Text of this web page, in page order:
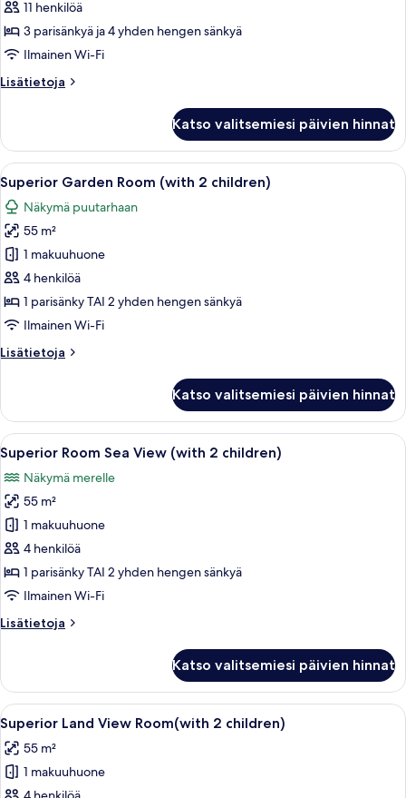
kuvat11 henkilöä
3 parisänkyä ja 4 yhden hengen sänkyä
Ilmainen Wi-Fi
Lisätietoja
Lisätietoja
Katso valitsemiesi päivien hinnat
Avaa
kaikki
huonetyypin
Superior
Garden
Room
(with
2
kuvat
Moderni hotellihuone, jossa on suuri
3
Superior Garden Room (with 2 children)
Näkymä puutarhaan
55 m²
1 makuuhuone
4 henkilöä
1 parisänky TAI 2 yhden hengen sänkyä
Ilmainen Wi-Fi
Lisätietoja
Lisätietoja
Room
(with
2
children)
Katso valitsemiesi päivien hinnat
Avaa
kaikki
huonetyypin
Superior
Room
Sea
View
(with
children)
Ilmaiset minibaarituotteet,
3
Superior Room Sea View (with 2 children)
Näkymä merelle
55 m²
1 makuuhuone
4 henkilöä
1 parisänky TAI 2 yhden hengen sänkyä
Ilmainen Wi-Fi
Lisätietoja
Lisätietoja
Sea
View
(with
children)
Katso valitsemiesi päivien hinnat
Avaa
kaikki
huonetyypin
Superior
Superior Land View Room(with 2
3
Superior Land View Room(with 2 children)
55 m²
1 makuuhuone